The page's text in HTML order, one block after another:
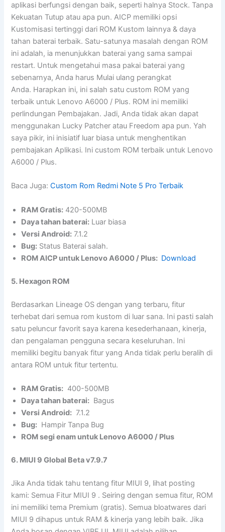
aplikasi berfungsi dengan baik, seperti halnya Stock. Tanpa
Kekuatan Tutup atau apa pun. AICP memiliki opsi
Kustomisasi tertinggi dari ROM Kustom lainnya & daya
tahan baterai terbaik. Satu-satunya masalah dengan ROM
ini adalah, ia menunjukkan baterai yang sama sampai
restart. Untuk mengetahui masa pakai baterai yang
sebenarnya, Anda harus Mulai ulang perangkat
Anda. Harapkan ini, ini salah satu custom ROM yang
terbaik untuk Lenovo A6000 / Plus. ROM ini memiliki
perlindungan Pembajakan. Jadi, Anda tidak akan dapat
menggunakan Lucky Patcher atau Freedom apa pun. Yah
saya pikir, ini inisiatif luar biasa untuk menghentikan
pembajakan Aplikasi. Ini custom ROM terbaik untuk Lenovo
A6000 / Plus.
Baca Juga:Custom Rom Redmi Note 5 Pro Terbaik
RAM Gratis: 420-500MB
Daya tahan baterai: Luar biasa
Versi Android: 7.1.2
Bug: Status Baterai salah.
ROM AICP untuk Lenovo A6000 / Plus: Download
5. Hexagon ROM
Berdasarkan Lineage OS dengan yang terbaru, fitur
terhebat dari semua rom kustom di luar sana. Ini pasti salah
satu peluncur favorit saya karena kesederhanaan, kinerja,
dan pengalaman pengguna secara keseluruhan. Ini
memiliki begitu banyak fitur yang Anda tidak perlu beralih di
antara ROM untuk fitur tertentu.
RAM Gratis: 400-500MB
Daya tahan baterai: Bagus
Versi Android: 7.1.2
Bug: Hampir Tanpa Bug
ROM segi enam untuk Lenovo A6000 / Plus
6. MIUI 9 Global Beta v7.9.7
Jika Anda tidak tahu tentang fitur MIUI 9, lihat posting
kami: Semua Fitur MIUI 9 . Seiring dengan semua fitur, ROM
ini memiliki tema Premium (gratis). Semua bloatwares dari
MIUI 9 dihapus untuk RAM & kinerja yang lebih baik. Jika